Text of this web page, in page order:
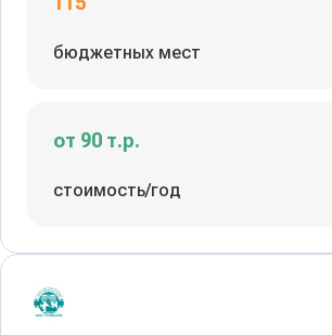
бюджетных мест
от 90 т.р.
стоимость/год